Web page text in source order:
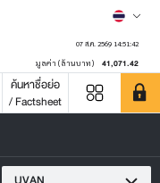
07 ส.ค. 2569 14:51:42
มูลค่า (ล้านบาท) 41,071.42
ค้นหาชื่อย่อ
/ Factsheet